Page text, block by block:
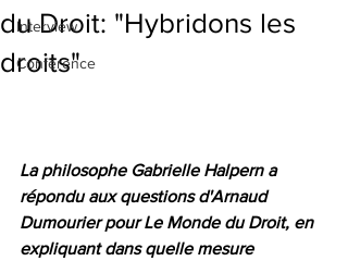
Interview
Conférence
du Droit: "Hybridons les
droits"
La philosophe Gabrielle Halpern a
répondu aux questions d'Arnaud
Dumourier pour Le Monde du Droit, en
expliquant dans quelle mesure